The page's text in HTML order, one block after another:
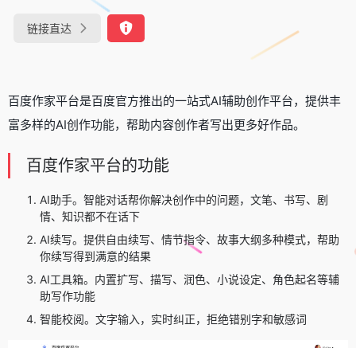
链接直达
百度作家平台是百度官方推出的一站式AI辅助创作平台，提供丰
富多样的AI创作功能，帮助内容创作者写出更多好作品。
百度作家平台的功能
AI助手。智能对话帮你解决创作中的问题，文笔、书写、剧
情、知识都不在话下
AI续写。提供自由续写、情节指令、故事大纲多种模式，帮助
你续写得到满意的结果
AI工具箱。内置扩写、描写、润色、小说设定、角色起名等辅
助写作功能
智能校阅。文字输入，实时纠正，拒绝错别字和敏感词